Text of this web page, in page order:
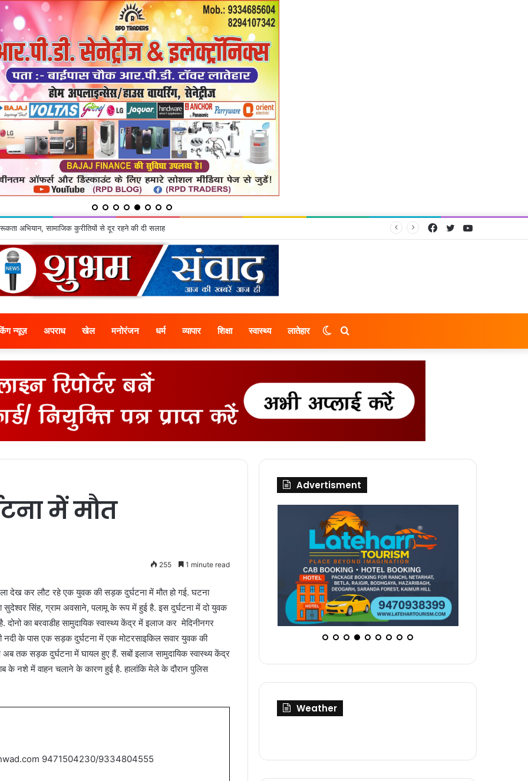
अभियान, सामाजिक कुरीतियों से दूर रहने की दी सलाह YouTube
Twitter
Facebook
न्यूज़ अपराध खेल मनोरंजन धर्म व्यापार शिक्षा स्वास्थ्य लातेहार Search
Switch
में मौत
255 1 minute read
देख कर लौट रहे एक युवक की सड़क दुर्घटना में मौत हो गई. घटना
सुदेश्वर सिंह, ग्राम अवसाने, पलामू के रूप में हुई है. इस दुर्घटना में दो युवक
का बरवाडीह सामुदायिक स्वास्थ्य केंद्र में इलाज कर मेदिनीनगर
नदी के पास एक सड़क दुर्घटना में एक मोटरसाइकिल सवार युवक की
अब तक सड़क दुर्घटना में घायल हुए हैं. सबों इलाज सामुदायिक स्वास्थ्य केंद्र
के नशे में वाहन चलाने के कारण हुई है. हालांकि मेले के दौरान पुलिस
9471504230/9334804555
Advertisment
Weather